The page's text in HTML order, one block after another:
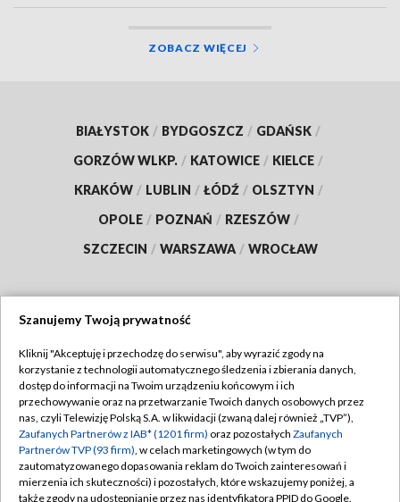
ZOBACZ WIĘCEJ
BIAŁYSTOK / BYDGOSZCZ / GDAŃSK /
GORZÓW WLKP. / KATOWICE / KIELCE /
KRAKÓW / LUBLIN / ŁÓDŹ / OLSZTYN /
OPOLE / POZNAŃ / RZESZÓW /
SZCZECIN / WARSZAWA / WROCŁAW
TVP
Abonament TVP
Emisja w TVP
Centrum informacji TVP
Naziemna Telewizja Cyfrowa
Regulamin TVP
Polityka prywatności
Moje zgody
Pomoc
Szanujemy Twoją prywatność
Kliknij "Akceptuję i przechodzę do serwisu", aby wyrazić zgody na
korzystanie z technologii automatycznego śledzenia i zbierania danych,
dostęp do informacji na Twoim urządzeniu końcowym i ich
przechowywanie oraz na przetwarzanie Twoich danych osobowych przez
nas, czyli Telewizję Polską S.A. w likwidacji (zwaną dalej również „TVP”),
Zaufanych Partnerów z IAB* (1201 firm) oraz pozostałych Zaufanych
Partnerów TVP (93 firm), w celach marketingowych (w tym do
zautomatyzowanego dopasowania reklam do Twoich zainteresowań i
mierzenia ich skuteczności) i pozostałych, które wskazujemy poniżej, a
także zgody na udostępnianie przez nas identyfikatora PPID do Google.